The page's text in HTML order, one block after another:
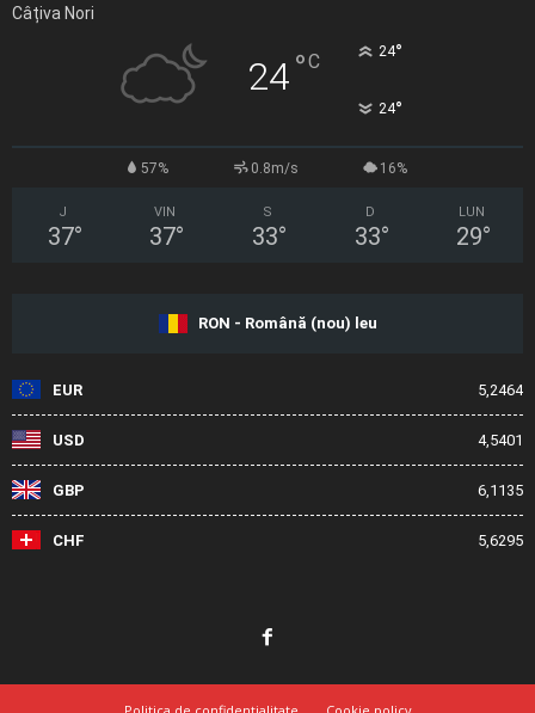
Câțiva Nori
24°C 24°
24°
57% 0.8m/s 16%
J
37°
VIN
37°
S
33°
D
33°
LUN
29°
RON - Română (nou) leu
EUR 5,2464
USD 4,5401
GBP 6,1135
CHF 5,6295